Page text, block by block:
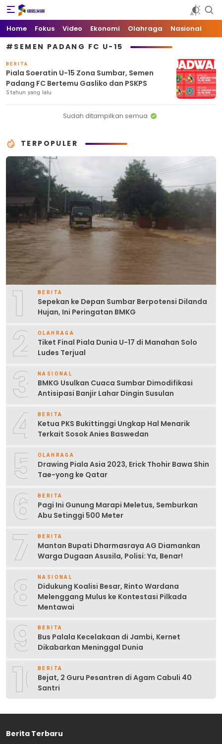
Kata Sumbar
Berita Sumbar Hari Ini
Home Fokus Video Ekonomi Olahraga Nasional
#SEMEN PADANG FC U-15
BERITA
Piala Soeratin U-15 Zona Sumbar, Semen
Padang FC Bertemu Gasliko dan PSKPS
5 tahun yang lalu
Sudah ditampilkan semua
TERPOPULER
1 BERITA
Sepekan ke Depan Sumbar Berpotensi Dilanda
Hujan, Ini Peringatan BMKG
2 OLAHRAGA
Tiket Final Piala Dunia U-17 di Manahan Solo
Ludes Terjual
3 NASIONAL
BMKG Usulkan Cuaca Sumbar Dimodifikasi
Antisipasi Banjir Lahar Dingin Susulan
4 BERITA
Ketua PKS Bukittinggi Ungkap Hal Menarik
Terkait Sosok Anies Baswedan
5 OLAHRAGA
Drawing Piala Asia 2023, Erick Thohir Bawa Shin
Tae-yong ke Qatar
6 BERITA
Pagi Ini Gunung Marapi Meletus, Semburkan
Abu Setinggi 500 Meter
7 BERITA
Mantan Bupati Dharmasraya AG Diamankan
Warga Dugaan Asusila, Polisi: Ya, Benar!
8 NASIONAL
Didukung Koalisi Besar, Rinto Wardana
Melenggang Mulus ke Kontestasi Pilkada
Mentawai
9 BERITA
Bus Palala Kecelakaan di Jambi, Kernet
Dikabarkan Meninggal Dunia
10BERITA
Bejat, 2 Guru Pesantren di Agam Cabuli 40
Santri
Berita Terbaru